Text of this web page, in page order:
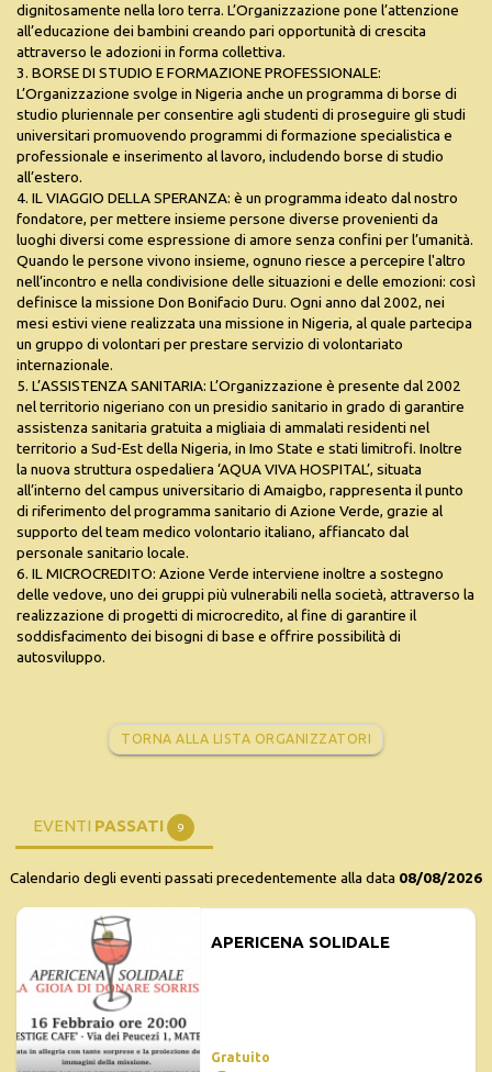
dignitosamente nella loro terra. L’Organizzazione pone l’attenzione
all’educazione dei bambini creando pari opportunità di crescita
attraverso le adozioni in forma collettiva.
3. BORSE DI STUDIO E FORMAZIONE PROFESSIONALE:
L’Organizzazione svolge in Nigeria anche un programma di borse di
studio pluriennale per consentire agli studenti di proseguire gli studi
universitari promuovendo programmi di formazione specialistica e
professionale e inserimento al lavoro, includendo borse di studio
all’estero.
4. IL VIAGGIO DELLA SPERANZA: è un programma ideato dal nostro
fondatore, per mettere insieme persone diverse provenienti da
luoghi diversi come espressione di amore senza confini per l’umanità.
Quando le persone vivono insieme, ognuno riesce a percepire l'altro
nell’incontro e nella condivisione delle situazioni e delle emozioni: così
definisce la missione Don Bonifacio Duru. Ogni anno dal 2002, nei
mesi estivi viene realizzata una missione in Nigeria, al quale partecipa
un gruppo di volontari per prestare servizio di volontariato
internazionale.
5. L’ASSISTENZA SANITARIA: L’Organizzazione è presente dal 2002
nel territorio nigeriano con un presidio sanitario in grado di garantire
assistenza sanitaria gratuita a migliaia di ammalati residenti nel
territorio a Sud-Est della Nigeria, in Imo State e stati limitrofi. Inoltre
la nuova struttura ospedaliera ‘AQUA VIVA HOSPITAL’, situata
all’interno del campus universitario di Amaigbo, rappresenta il punto
di riferimento del programma sanitario di Azione Verde, grazie al
supporto del team medico volontario italiano, affiancato dal
personale sanitario locale.
6. IL MICROCREDITO: Azione Verde interviene inoltre a sostegno
delle vedove, uno dei gruppi più vulnerabili nella società, attraverso la
realizzazione di progetti di microcredito, al fine di garantire il
soddisfacimento dei bisogni di base e offrire possibilità di
autosviluppo.
TORNA ALLA LISTA ORGANIZZATORI
EVENTI PASSATI 9
Calendario degli eventi passati precedentemente alla data 08/08/2026
APERICENA SOLIDALE
Gratuito